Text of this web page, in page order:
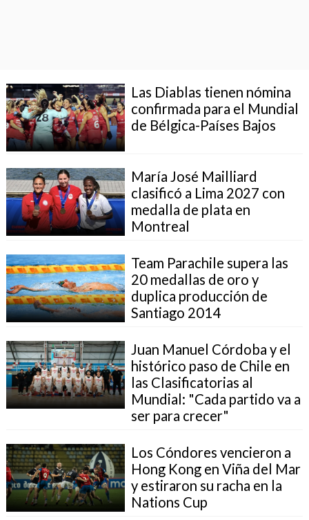
Las Diablas tienen nómina
confirmada para el Mundial
de Bélgica-Países Bajos
María José Mailliard
clasificó a Lima 2027 con
medalla de plata en
Montreal
Team Parachile supera las
20 medallas de oro y
duplica producción de
Santiago 2014
Juan Manuel Córdoba y el
histórico paso de Chile en
las Clasificatorias al
Mundial: "Cada partido va a
ser para crecer"
Los Cóndores vencieron a
Hong Kong en Viña del Mar
y estiraron su racha en la
Nations Cup